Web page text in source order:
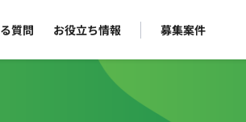
質問 お役立ち情報 募集案件